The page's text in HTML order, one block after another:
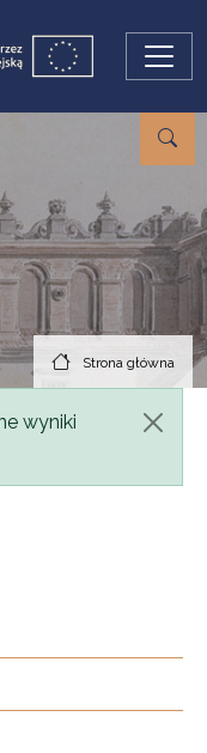
Strona główna
wyniki